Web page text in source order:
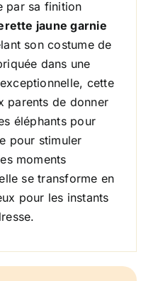
par sa finition
jaune garnie
son costume de
dans une
cette
parents de donner
éléphants pour
pour stimuler
moments
se transforme en
pour les instants